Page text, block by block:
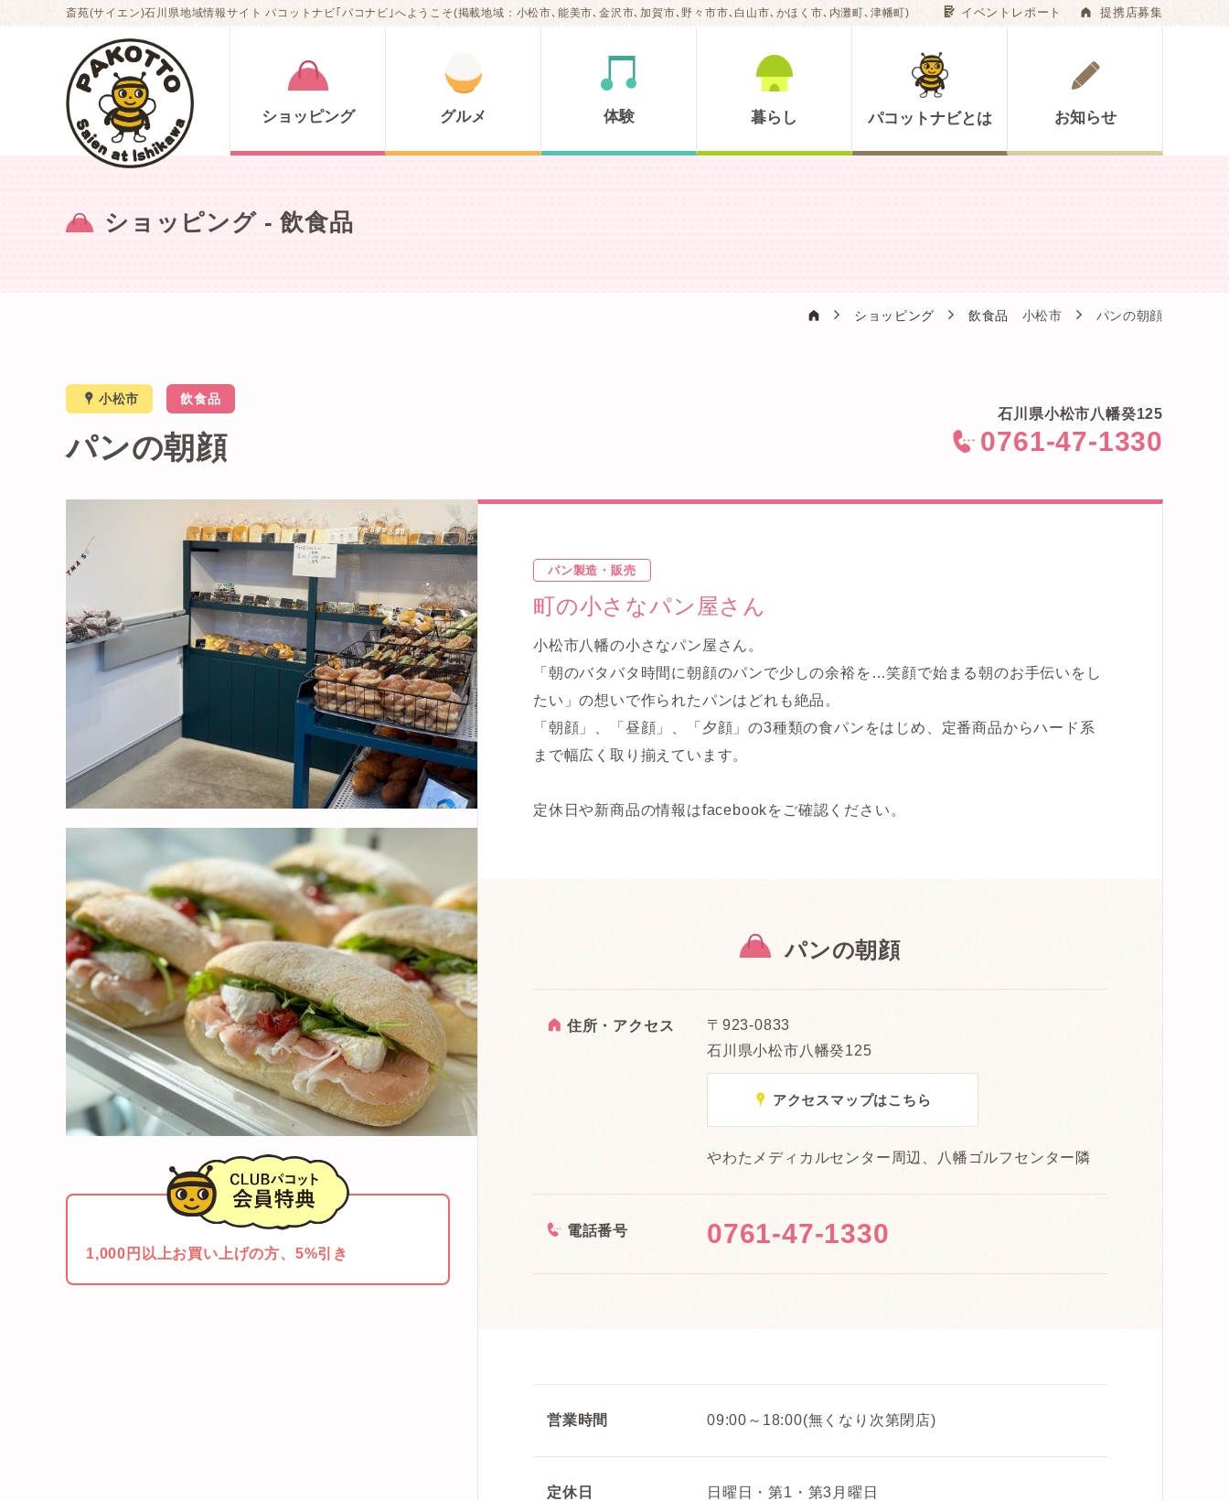
斎苑(サイエン)石川県地域情報サイト パコットナビ｢パコナビ｣へようこそ(掲載地域：小松市､能美市､金沢市､加賀市､野々市市､白山市､かほく市､内灘町､津幡町) G イベントレポート A 提携店募集
ショッピング グルメ 体験 暮らし パコットナビとは お知らせ
ショッピング- 飲食品
A ショッピング 飲食品 小松市 パンの朝顔
x 小松市 飲食品
パンの朝顔
石川県小松市八幡癸125
< 0761-47-1330
1,000円以上お買い上げの方、5%引き
パン製造・販売
町の小さなパン屋さん
小松市八幡の小さなパン屋さん。
「朝のバタバタ時間に朝顔のパンで少しの余裕を…笑顔で始まる朝のお手伝いをし
たい」の想いで作られたパンはどれも絶品。
「朝顔」、「昼顔」、「夕顔」の3種類の食パンをはじめ、定番商品からハード系
まで幅広く取り揃えています。
定休日や新商品の情報はfacebookをご確認ください。
パンの朝顔
A 住所・アクセス
〒923-0833
石川県小松市八幡癸125
x アクセスマップはこちら
やわたメディカルセンター周辺、八幡ゴルフセンター隣
< 電話番号 0761-47-1330
営業時間 09:00～18:00(無くなり次第閉店)
定休日 日曜日・第1・第3月曜日